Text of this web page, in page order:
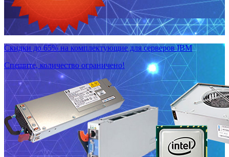
Скидки до 65% на комплектующие для серверов IBM
Спешите, количество ограничено!